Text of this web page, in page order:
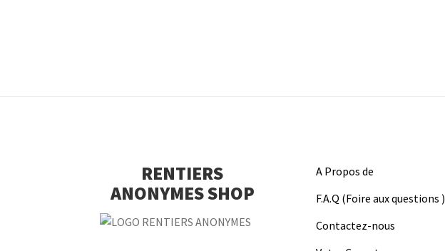
RENTIERS
ANONYMES SHOP
A Propos de
F.A.Q (Foire aux questions )
Contactez-nous